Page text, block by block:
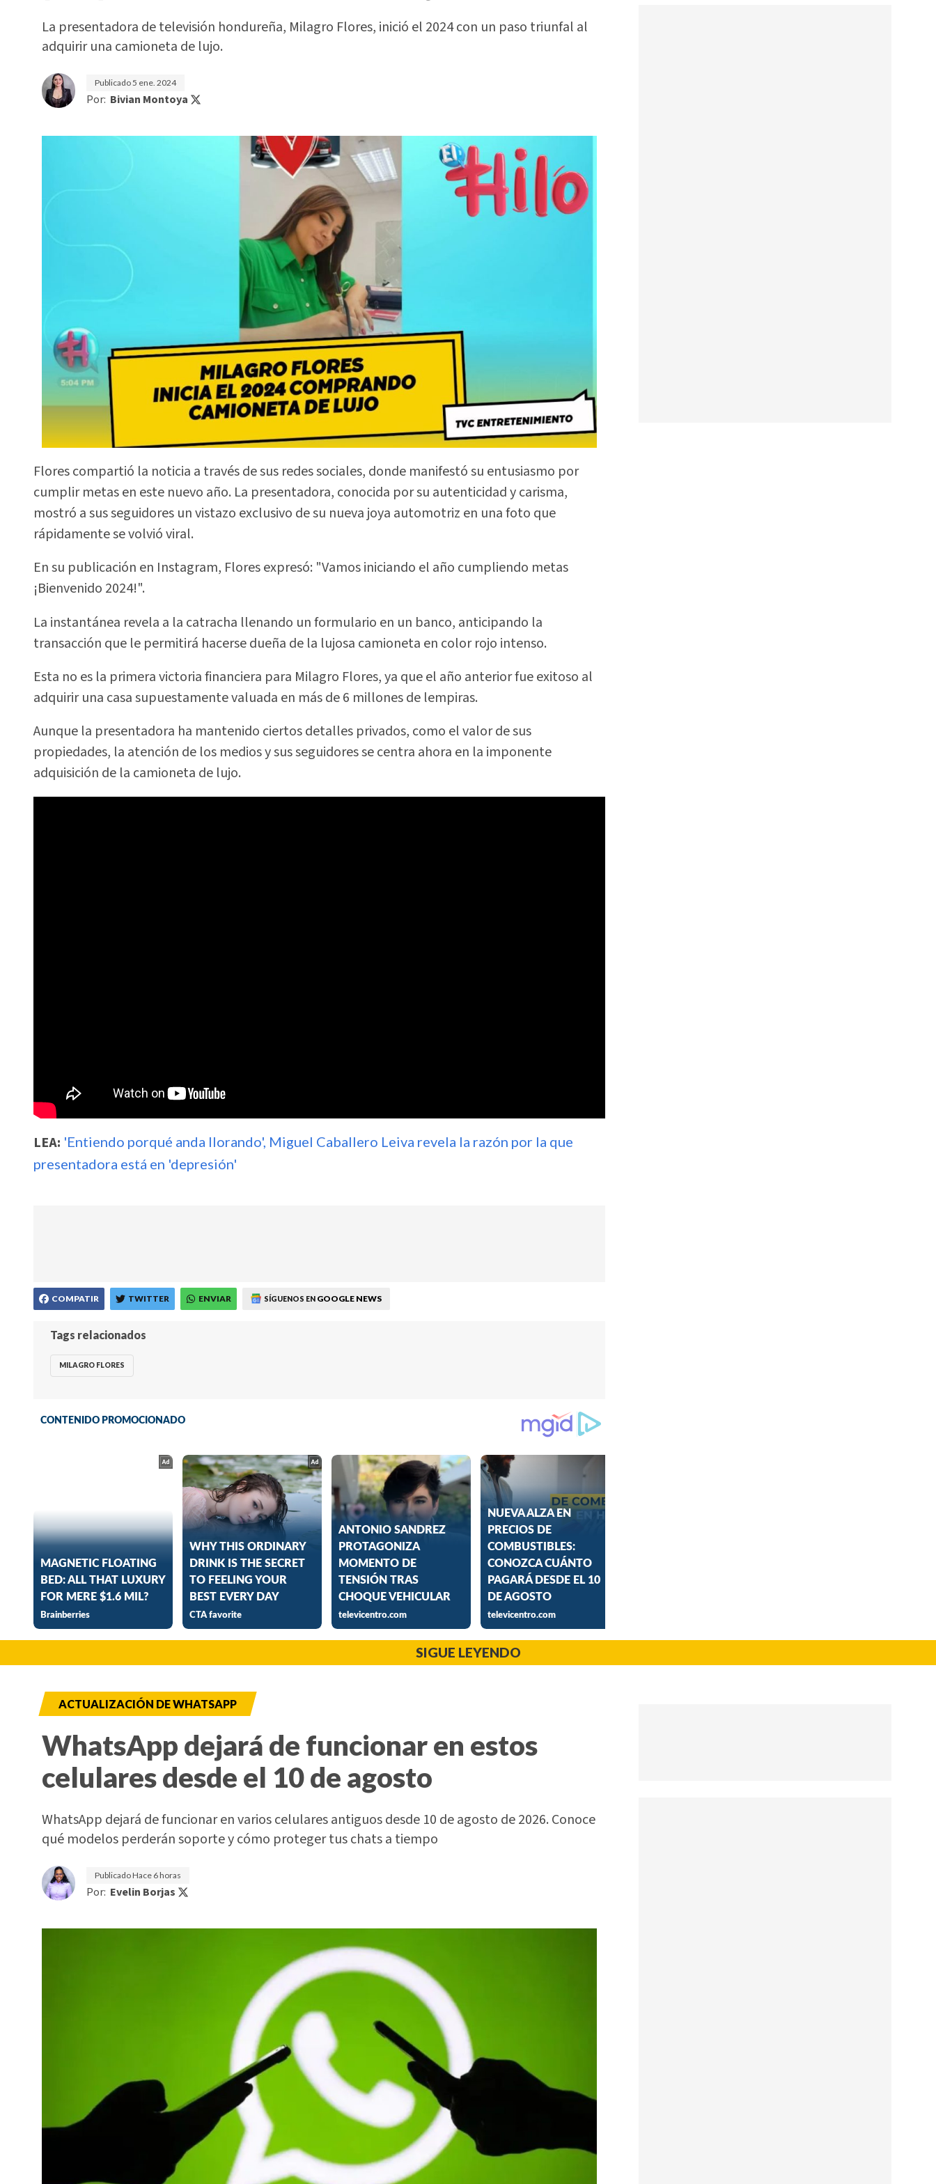
La presentadora de televisión hondureña, Milagro Flores, inició el 2024 con un paso triunfal al
adquirir una camioneta de lujo.
Publicado5 ene. 2024
Por: Bivian Montoya
Flores compartió la noticia a través de sus redes sociales, donde manifestó su entusiasmo por
cumplir metas en este nuevo año. La presentadora, conocida por su autenticidad y carisma,
mostró a sus seguidores un vistazo exclusivo de su nueva joya automotriz en una foto que
rápidamente se volvió viral.
En su publicación en Instagram, Flores expresó: "Vamos iniciando el año cumpliendo metas
¡Bienvenido 2024!".
La instantánea revela a la catracha llenando un formulario en un banco, anticipando la
transacción que le permitirá hacerse dueña de la lujosa camioneta en color rojo intenso.
Esta no es la primera victoria financiera para Milagro Flores, ya que el año anterior fue exitoso al
adquirir una casa supuestamente valuada en más de 6 millones de lempiras.
Aunque la presentadora ha mantenido ciertos detalles privados, como el valor de sus
propiedades, la atención de los medios y sus seguidores se centra ahora en la imponente
adquisición de la camioneta de lujo.
LEA: 'Entiendo porqué anda llorando', Miguel Caballero Leiva revela la razón por la que
presentadora está en 'depresión'
COMPATIR TWITTER ENVIAR SÍGUENOS EN GOOGLE NEWS
Tags relacionados
MILAGRO FLORES
SIGUE LEYENDO
ACTUALIZACIÓN DE WHATSAPP
WhatsApp dejará de funcionar en estos
celulares desde el 10 de agosto
WhatsApp dejará de funcionar en varios celulares antiguos desde 10 de agosto de 2026. Conoce
qué modelos perderán soporte y cómo proteger tus chats a tiempo
PublicadoHace 6 horas
Por: Evelin Borjas